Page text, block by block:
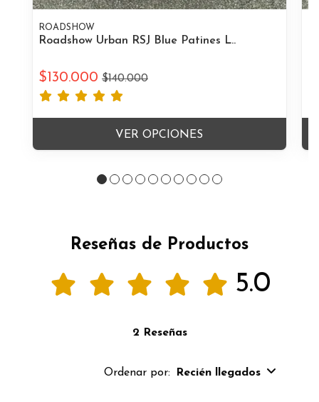
ROADSHOW
Roadshow Urban RSJ Blue Patines L..
$130.000 $140.000
VER OPCIONES
Reseñas de Productos
5.0
2 Reseñas
Ordenar por: Recién llegados